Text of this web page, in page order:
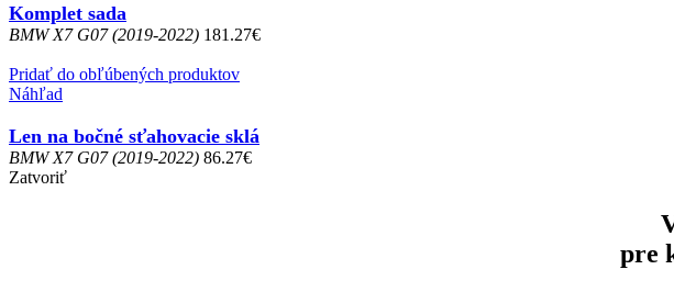
Komplet sada
BMW X7 G07 (2019-2022) 181.27€
Pridať do obľúbených produktov
Náhľad
Len na bočné sťahovacie sklá
BMW X7 G07 (2019-2022) 86.27€
Zatvoriť
pre